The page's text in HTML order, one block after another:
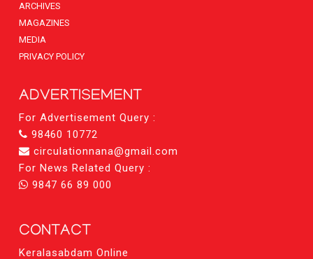
ARCHIVES
MAGAZINES
MEDIA
PRIVACY POLICY
ADVERTISEMENT
For Advertisement Query :
98460 10772
circulationnana@gmail.com
For News Related Query :
9847 66 89 000
CONTACT
Keralasabdam Online